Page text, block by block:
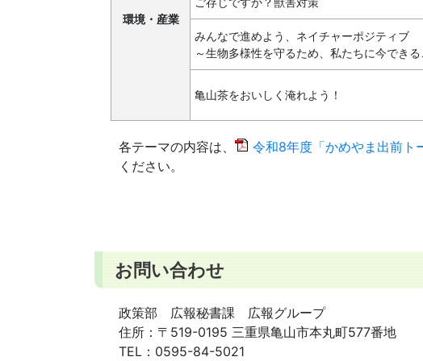
環境・産業
みんなで進めよう、ネイチャーポジティブ
～生物多様性を守るため、私たちに今できる
亀山茶をおいしく淹れよう！
各テーマの内容は、 令和8年度「かめやま出前ト
ください。
お問い合わせ
政策部 広報秘書課 広報グループ
住所： 〒519-0195 三重県亀山市本丸町577番地
TEL： 0595-84-5021